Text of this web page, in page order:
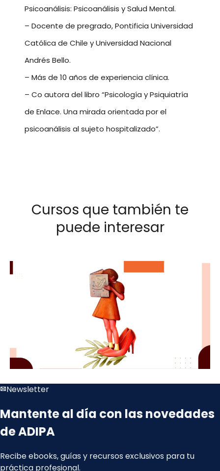
Psicoanálisis: Psicoanálisis y Salud Mental.
– Docente de pregrado, Pontificia Universidad
Católica de Chile y Universidad Nacional
Andrés Bello.
– Más de 10 años de experiencia clínica.
– Co autora del libro “Psicología y Psiquiatría
de Enlace. Una mirada orientada por el
psicoanálisis al sujeto hospitalizado”.
Cursos que también te
puede interesar